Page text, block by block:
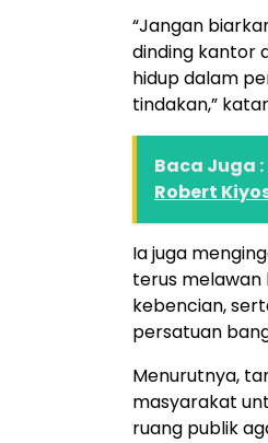
“Jangan
dinding kantor
hidup dalam
tindakan,”
Baca Juga :
Robert
Ia juga
terus melawan
kebencian,
persatuan
Menurutnya,
masyarakat
ruang publik